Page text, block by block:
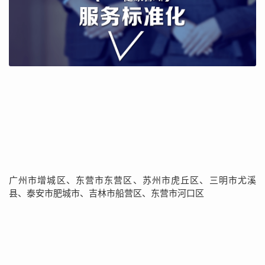
广州市增城区、东营市东营区、苏州市虎丘区、三明市尤溪
县、泰安市肥城市、吉林市船营区、东营市河口区